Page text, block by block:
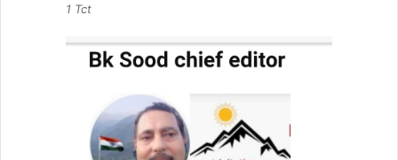
1 Tct